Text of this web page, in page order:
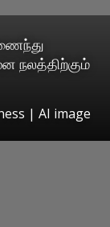
நலத்திற்கும்
| AI image